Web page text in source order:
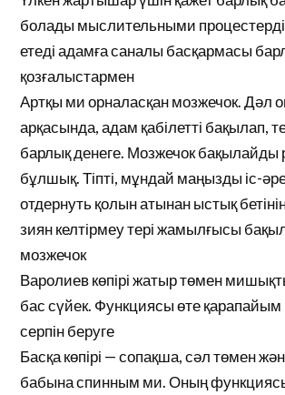
болады мыслительными
етеді адамға саналы басқармасы
қозғалыстармен
Артқы ми орналасқан мозжечок. Дәл
арқасында, адам қабілетті бақылап,
барлық денеге. Мозжечок бақылайды
бұлшық. Тіпті, мұндай маңызды іс-
отдернуть қолын атынан ыстық
зиян келтірмеу тері жамылғысы
мозжечок
Варолиев көпірі жатыр төмен
бас сүйек. Функциясы өте қарапайым
серпін беруге
Басқа көпірі — сопақша, сәл төмен
бабына спинным ми. Оның